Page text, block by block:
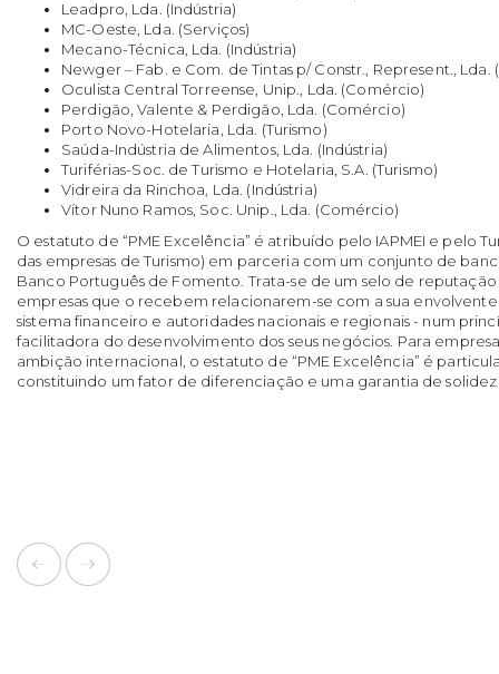
Leadpro, Lda. (Indústria)
MC-Oeste, Lda. (Serviços)
Mecano-Técnica, Lda. (Indústria)
Newger – Fab. e Com. de Tintas p/ Constr., Represent., Lda.
Oculista Central Torreense, Unip., Lda. (Comércio)
Perdigão, Valente & Perdigão, Lda. (Comércio)
Porto Novo-Hotelaria, Lda. (Turismo)
Saúda-Indústria de Alimentos, Lda. (Indústria)
Turiférias-Soc. de Turismo e Hotelaria, S.A. (Turismo)
Vidreira da Rinchoa, Lda. (Indústria)
Vítor Nuno Ramos, Soc. Unip., Lda. (Comércio)
O estatuto de “PME Excelência” é atribuído pelo IAPMEI e pelo
das empresas de Turismo) em parceria com um conjunto de
Banco Português de Fomento. Trata-se de um selo de
empresas que o recebem relacionarem-se com a sua
sistema financeiro e autoridades nacionais e regionais - num
facilitadora do desenvolvimento dos seus negócios. Para
ambição internacional, o estatuto de “PME Excelência” é
constituindo um fator de diferenciação e uma garantia de